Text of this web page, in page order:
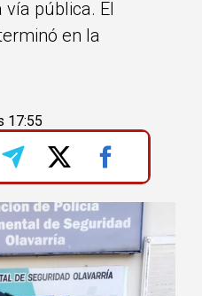
vía pública. El
en la
17:55